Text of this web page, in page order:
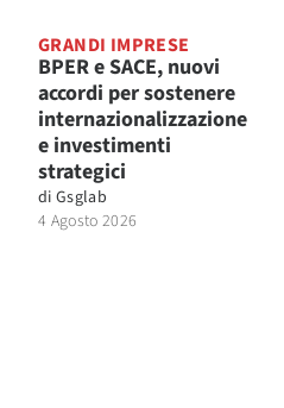
GRANDI IMPRESE
BPER e SACE, nuovi
accordi per sostenere
internazionalizzazione
e investimenti
strategici
di Gsglab
4 Agosto 2026